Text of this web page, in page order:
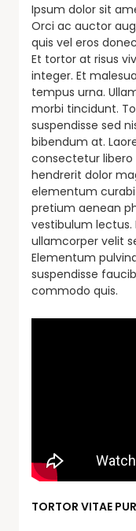
Ipsum dolor sit
Orci ac auctor
quis vel eros
Et tortor at risus
integer. Et
tempus urna.
morbi tincidunt.
suspendisse sed
bibendum at.
consectetur libero
hendrerit dolor
elementum
pretium aenean
vestibulum
ullamcorper velit
Elementum
suspendisse
commodo quis.
TORTOR VITAE